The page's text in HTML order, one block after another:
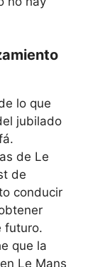
lo que
jubilado
de Le
de
conducir
futuro.
que la
Le Mans